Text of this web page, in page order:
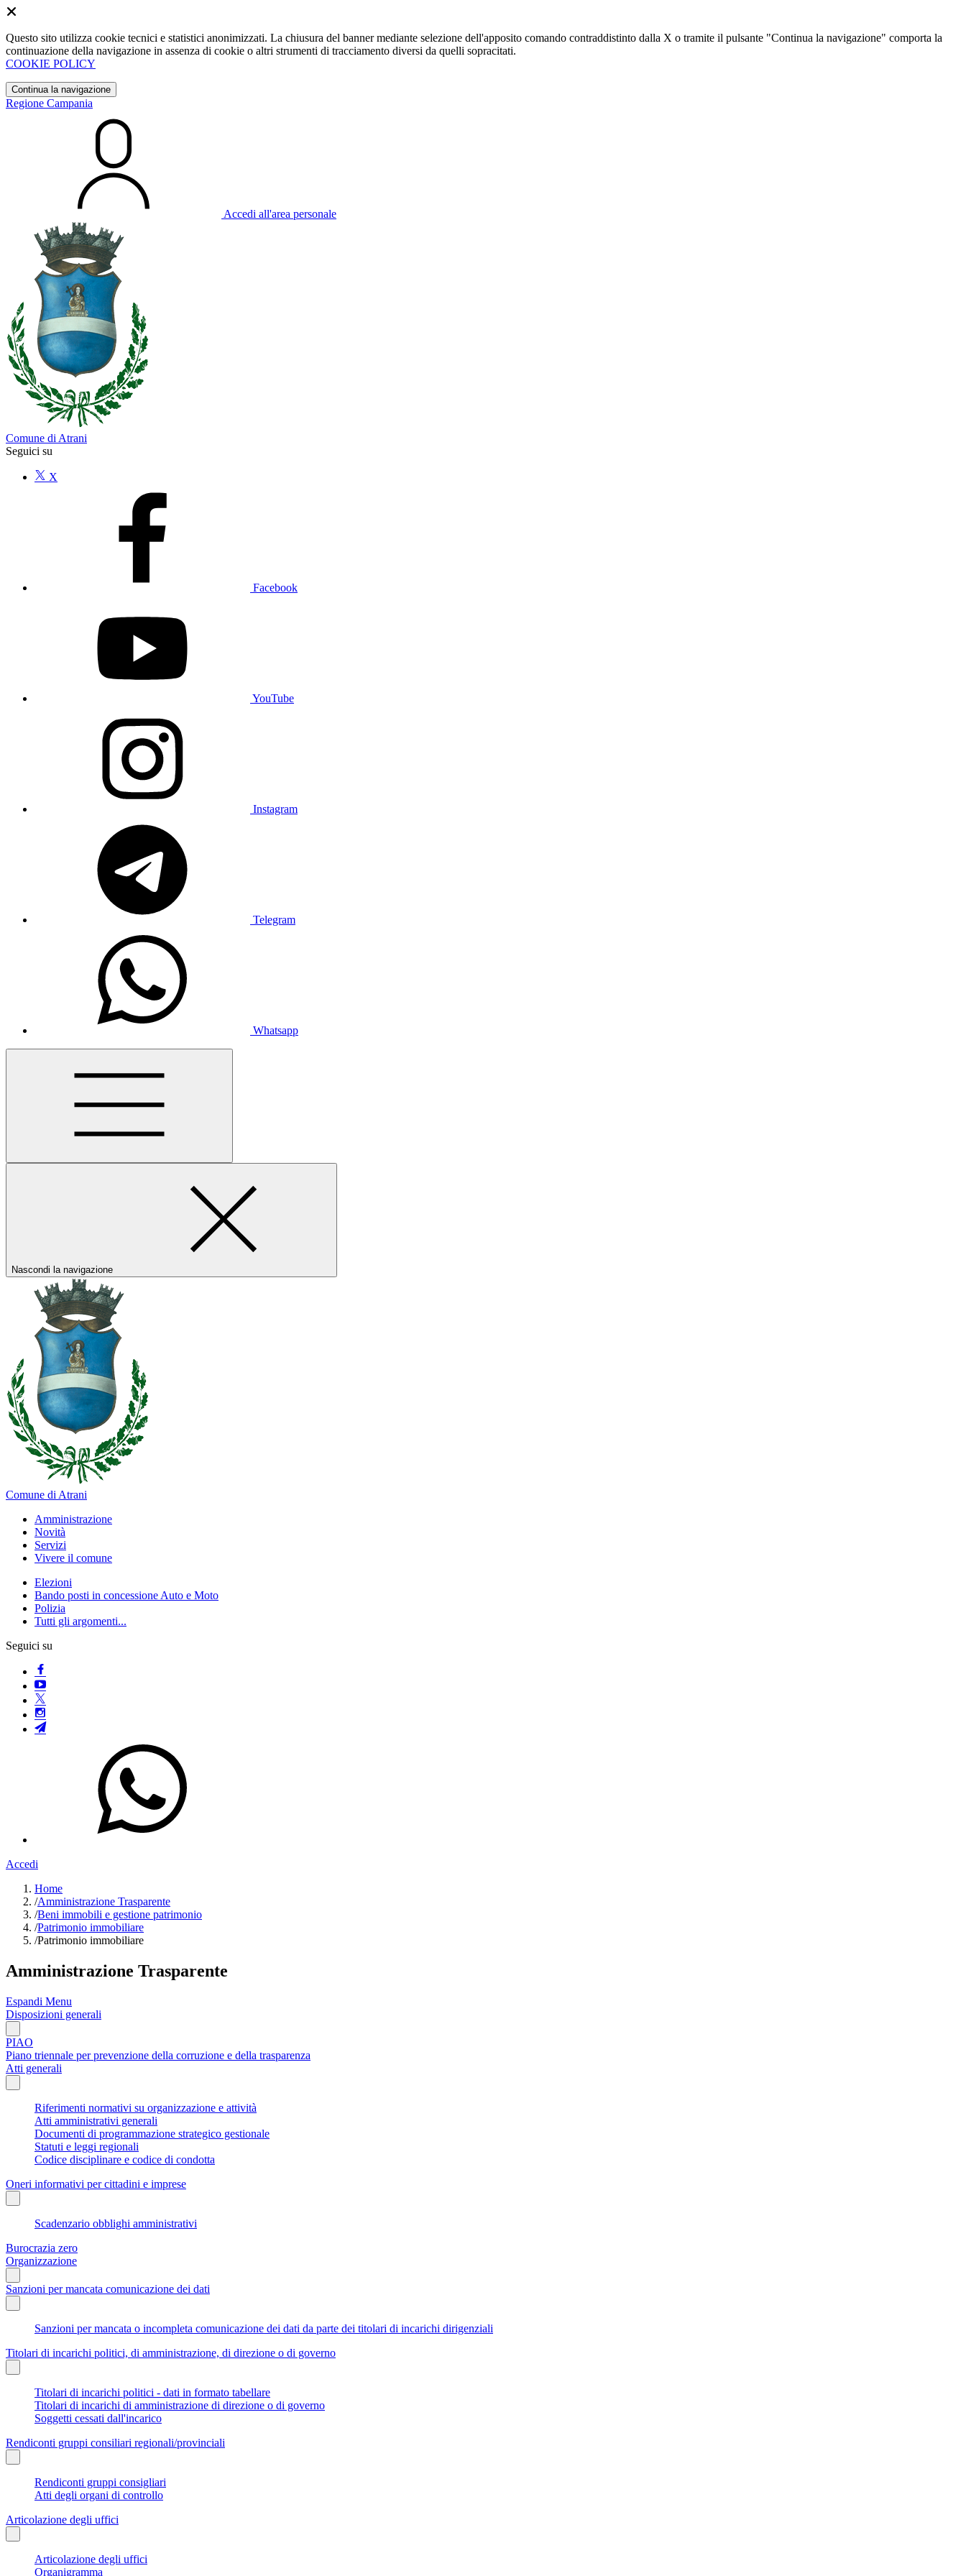
Questo sito utilizza cookie tecnici e statistici anonimizzati. La chiusura del banner mediante selezione dell'apposito comando contraddistinto dalla X o tramite il pulsante "Continua la navigazione" comporta la
continuazione della navigazione in assenza di cookie o altri strumenti di tracciamento diversi da quelli sopracitati.
COOKIE POLICY
Continua la navigazione
Regione Campania
Accedi all'area personale
Comune di Atrani
Seguici su
X
Facebook
YouTube
Instagram
Telegram
Whatsapp
Nascondi la navigazione
Comune di Atrani
Amministrazione
Novità
Servizi
Vivere il comune
Elezioni
Bando posti in concessione Auto e Moto
Polizia
Tutti gli argomenti...
Seguici su
Accedi
Home
/Amministrazione Trasparente
/Beni immobili e gestione patrimonio
/Patrimonio immobiliare
/Patrimonio immobiliare
Amministrazione Trasparente
Espandi Menu
Disposizioni generali
PIAO
Piano triennale per prevenzione della corruzione e della trasparenza
Atti generali
Riferimenti normativi su organizzazione e attività
Atti amministrativi generali
Documenti di programmazione strategico gestionale
Statuti e leggi regionali
Codice disciplinare e codice di condotta
Oneri informativi per cittadini e imprese
Scadenzario obblighi amministrativi
Burocrazia zero
Organizzazione
Sanzioni per mancata comunicazione dei dati
Sanzioni per mancata o incompleta comunicazione dei dati da parte dei titolari di incarichi dirigenziali
Titolari di incarichi politici, di amministrazione, di direzione o di governo
Titolari di incarichi politici - dati in formato tabellare
Titolari di incarichi di amministrazione di direzione o di governo
Soggetti cessati dall'incarico
Rendiconti gruppi consiliari regionali/provinciali
Rendiconti gruppi consigliari
Atti degli organi di controllo
Articolazione degli uffici
Articolazione degli uffici
Organigramma